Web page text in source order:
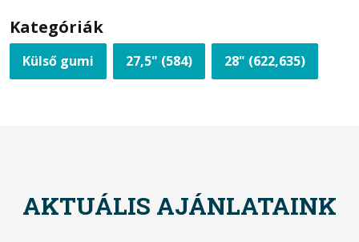
Kategóriák
Külső gumi 27,5" (584) 28" (622,635)
AKTUÁLIS AJÁNLATAINK